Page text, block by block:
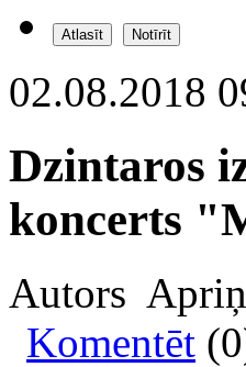
02.08.2018
Dzintaros
koncerts
Autors
Komentēt